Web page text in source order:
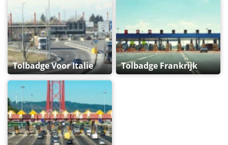
Tolbadge Voor Italie Tolbadge Frankrijk